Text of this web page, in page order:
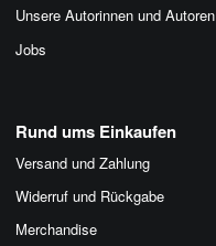
Unsere Autorinnen und Autoren
Jobs
Rund ums Einkaufen
Versand und Zahlung
Widerruf und Rückgabe
Merchandise